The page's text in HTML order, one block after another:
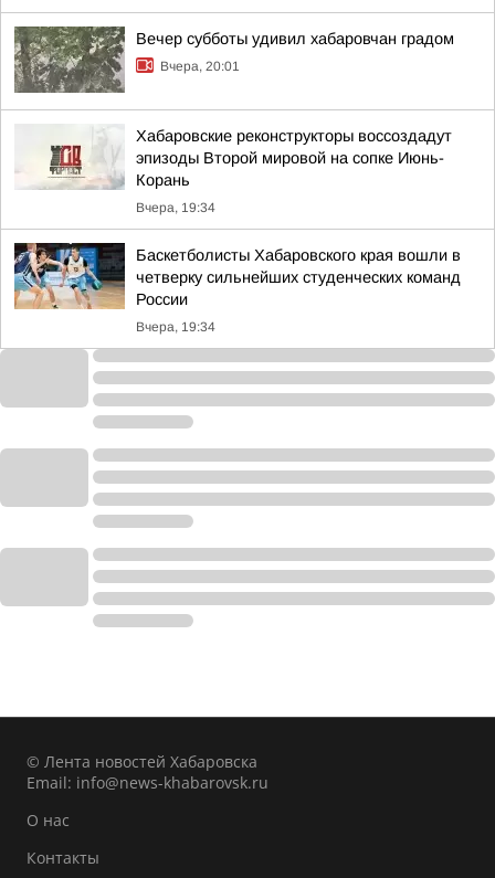
Вечер субботы удивил хабаровчан градом
Вчера, 20:01
Хабаровские реконструкторы воссоздадут
эпизоды Второй мировой на сопке Июнь-
Корань
Вчера, 19:34
Баскетболисты Хабаровского края вошли в
четверку сильнейших студенческих команд
России
Вчера, 19:34
© Лента новостей Хабаровска
Email: info@news-khabarovsk.ru
О нас
Контакты